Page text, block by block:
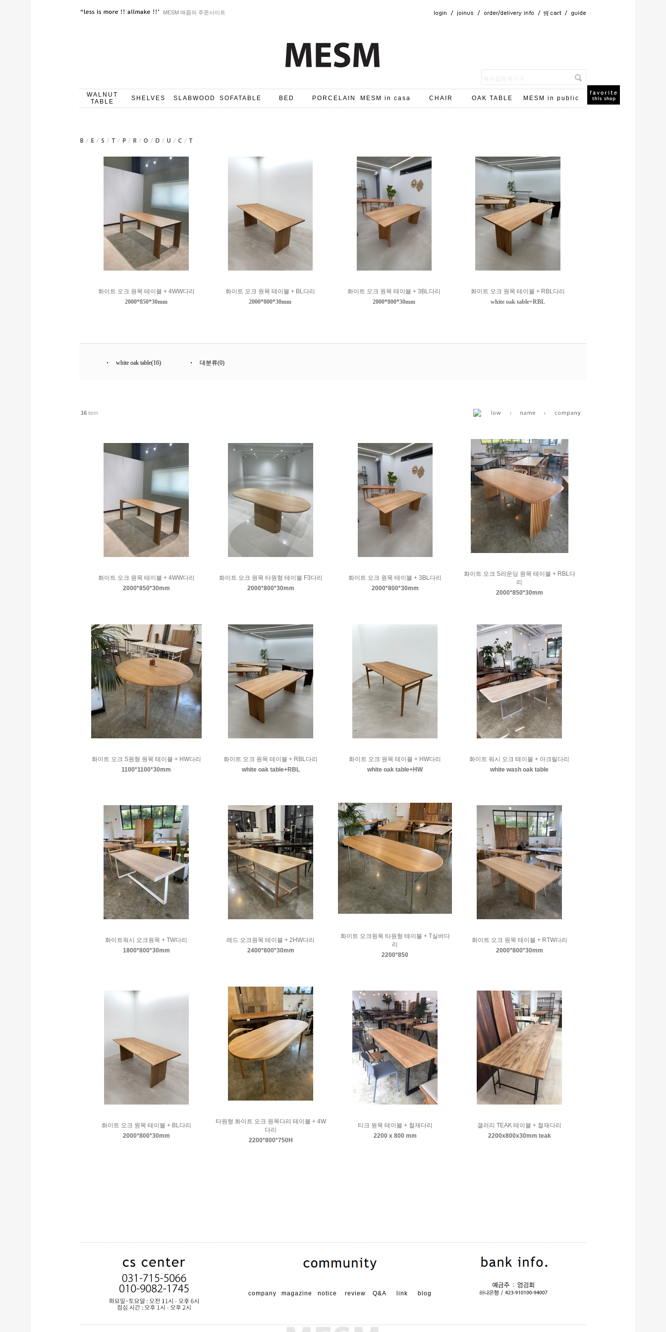
MESM 매즘의 주문사이트
WALNUT
TABLE
SHELVES SLABWOOD SOFATABLE BED PORCELAIN MESM in casa CHAIR OAK TABLE MESM in public
화이트 오크 원목 테이블 + 4WW다리
2000*850*30mm
화이트 오크 원목 테이블 + BL다리
2000*800*30mm
화이트 오크 원목 테이블 + 3BL다리
2000*800*30mm
화이트 오크 원목 테이블 + RBL다리
white oak table+RBL
white oak table(16) 대분류(0)
16 item
화이트 오크 원목 테이블 + 4WW다리
2000*850*30mm
화이트 오크 원목 타원형 테이블 F3다리
2000*800*30mm
화이트 오크 원목 테이블 + 3BL다리
2000*800*30mm
화이트 오크 S라운딩 원목 테이블 + RBL다
리
2000*850*30mm
화이트 오크 S원형 원목 테이블 + HW다리
1100*1100*30mm
화이트 오크 원목 테이블 + RBL다리
white oak table+RBL
화이트 오크 원목 테이블 + HW다리
white oak table+HW
화이트 워시 오크 테이블 + 아크릴다리
white wash oak table
화이트워시 오크원목 + TW다리
1800*800*30mm
레드 오크원목 테이블 + 2HW다리
2400*800*30mm
화이트 오크원목 타원형 테이블 + T실버다
리
2200*850
화이트 오크 원목 테이블 + RTW다리
2000*800*30mm
화이트 오크 원목 테이블 + BL다리
2000*800*30mm
타원형 화이트 오크 원목다리 테이블 + 4W
다리
2200*800*750H
티크 원목 테이블 + 철재다리
2200 x 800 mm
갤러리 TEAK 테이블 + 철재다리
2200x800x30mm teak
company magazine notice review Q&A link blog